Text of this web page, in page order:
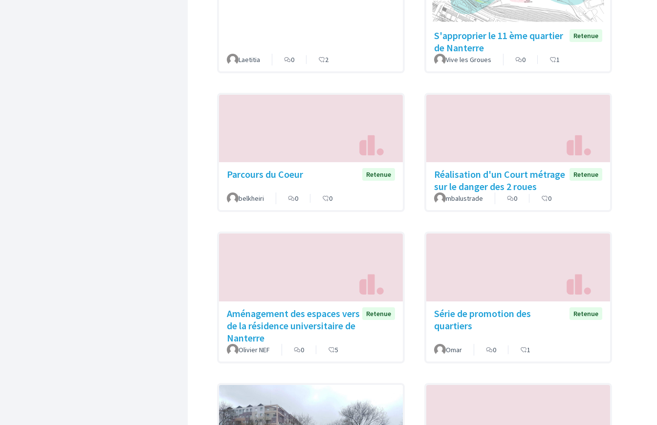
Laetitia 0 2
S'approprier le 11 ème quartier
de Nanterre
Retenue
Vive les Groues 0 1
Parcours du Coeur Retenue
belkheiri 0 0
Réalisation d'un Court métrage
sur le danger des 2 roues
Retenue
mbalustrade 0 0
Aménagement des espaces vers
de la résidence universitaire de
Nanterre
Retenue
Olivier NEF 0 5
Série de promotion des
quartiers
Retenue
Omar 0 1